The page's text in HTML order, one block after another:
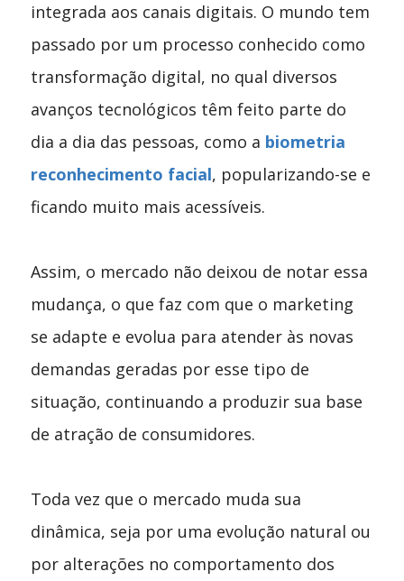
integrada aos canais digitais. O mundo tem
passado por um processo conhecido como
transformação digital, no qual diversos
avanços tecnológicos têm feito parte do
dia a dia das pessoas, como a biometria
reconhecimento facial, popularizando-se e
ficando muito mais acessíveis.
Assim, o mercado não deixou de notar essa
mudança, o que faz com que o marketing
se adapte e evolua para atender às novas
demandas geradas por esse tipo de
situação, continuando a produzir sua base
de atração de consumidores.
Toda vez que o mercado muda sua
dinâmica, seja por uma evolução natural ou
por alterações no comportamento dos